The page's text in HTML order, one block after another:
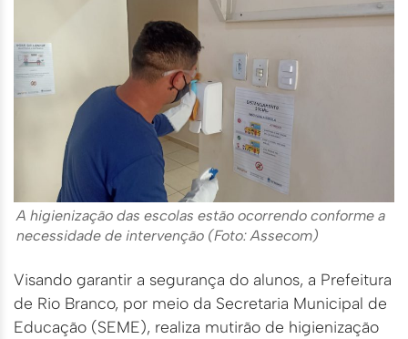
A higienização das escolas estão ocorrendo conforme a
necessidade de intervenção (Foto: Assecom)
Visando garantir a segurança do alunos, a Prefeitura
de Rio Branco, por meio da Secretaria Municipal de
Educação (SEME), realiza mutirão de higienização